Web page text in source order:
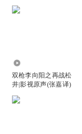
双枪李向阳之再战松
井|影视原声(张嘉译)